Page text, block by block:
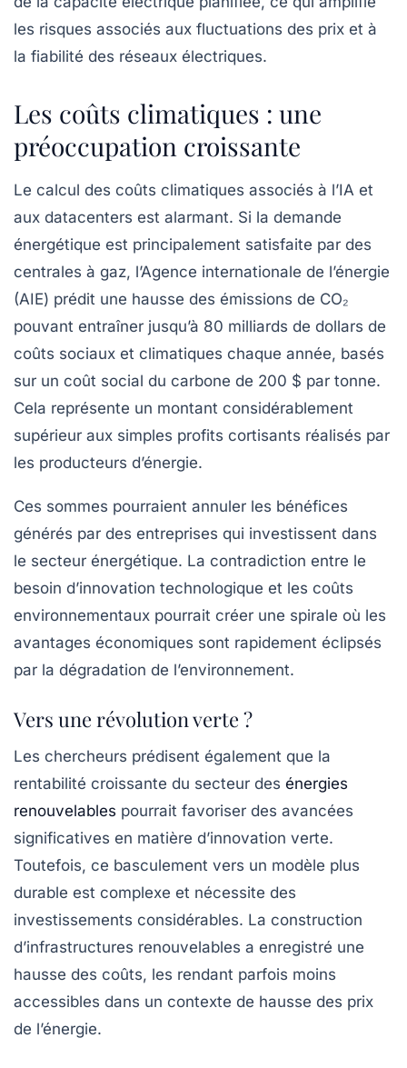
les risques associés aux fluctuations des prix et à
la fiabilité des réseaux électriques.
Les coûts climatiques : une
préoccupation croissante
Le calcul des coûts climatiques associés à l’IA et
aux datacenters est alarmant. Si la demande
énergétique est principalement satisfaite par des
centrales à gaz, l’Agence internationale de l’énergie
(AIE) prédit une hausse des émissions de CO₂
pouvant entraîner jusqu’à 80 milliards de dollars de
coûts sociaux et climatiques chaque année, basés
sur un coût social du carbone de 200 $ par tonne.
Cela représente un montant considérablement
supérieur aux simples profits cortisants réalisés par
les producteurs d’énergie.
Ces sommes pourraient annuler les bénéfices
générés par des entreprises qui investissent dans
le secteur énergétique. La contradiction entre le
besoin d’innovation technologique et les coûts
environnementaux pourrait créer une spirale où les
avantages économiques sont rapidement éclipsés
par la dégradation de l’environnement.
Vers une révolution verte ?
Les chercheurs prédisent également que la
rentabilité croissante du secteur des énergies
renouvelables pourrait favoriser des avancées
significatives en matière d’innovation verte.
Toutefois, ce basculement vers un modèle plus
durable est complexe et nécessite des
investissements considérables. La construction
d’infrastructures renouvelables a enregistré une
hausse des coûts, les rendant parfois moins
accessibles dans un contexte de hausse des prix
de l’énergie.